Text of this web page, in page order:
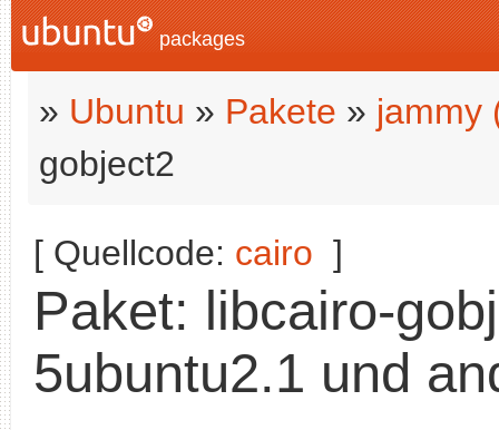
packages
» Ubuntu » Pakete » jammy
gobject2
[ Quellcode: cairo ]
Paket: libcairo-
5ubuntu2.1 und